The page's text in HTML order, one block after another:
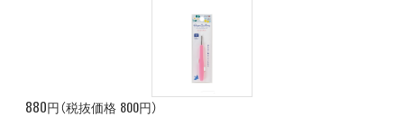
880円（税抜価格 800円）